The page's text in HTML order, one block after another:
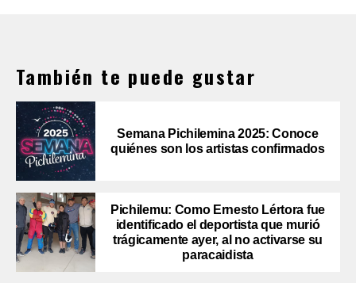
También te puede gustar
Semana Pichilemina 2025: Conoce
quiénes son los artistas confirmados
Pichilemu: Como Ernesto Lértora fue
identificado el deportista que murió
trágicamente ayer, al no activarse su
paracaidista